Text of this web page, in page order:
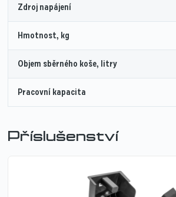
Zdroj napájení
Hmotnost, kg
Objem sběrného koše, litry
Pracovní kapacita
Příslušenství